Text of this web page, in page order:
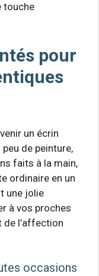
touche
pour
un écrin
de peinture,
faits à la main,
ordinaire en un
une jolie
à vos proches
de l’affection
occasions